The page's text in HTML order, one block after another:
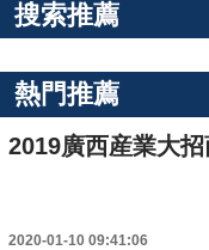
搜索推薦
熱門推薦
2019廣西産業大
2020-01-10 09:41:06